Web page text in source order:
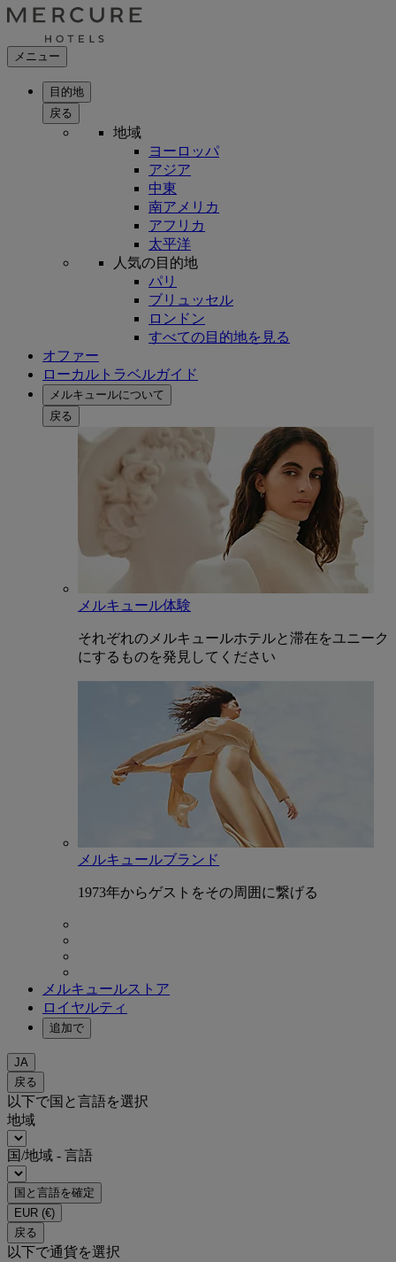
メニュー
目的地
戻る
地域
ヨーロッパ
アジア
中東
南アメリカ
アフリカ
太平洋
人気の目的地
パリ
ブリュッセル
ロンドン
すべての目的地を見る
オファー
ローカルトラベルガイド
メルキュールについて
戻る
メルキュール体験
それぞれのメルキュールホテルと滞在をユニーク
にするものを発見してください
メルキュールブランド
1973年からゲストをその周囲に繋げる
メルキュールストア
ロイヤルティ
追加で
JA
戻る
以下で国と言語を選択
地域
国/地域 - 言語
国と言語を確定
EUR (€)
戻る
以下で通貨を選択